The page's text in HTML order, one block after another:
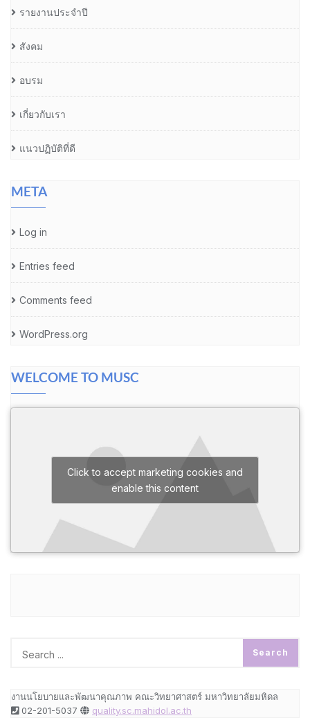
รายงานประจำปี
สังคม
อบรม
เกี่ยวกับเรา
แนวปฏิบัติที่ดี
META
Log in
Entries feed
Comments feed
WordPress.org
WELCOME TO MUSC
Click to accept marketing cookies and
enable this content
งานนโยบายและพัฒนาคุณภาพ คณะวิทยาศาสตร์ มหาวิทยาลัยมหิดล
02-201-5037
quality.sc.mahidol.ac.th